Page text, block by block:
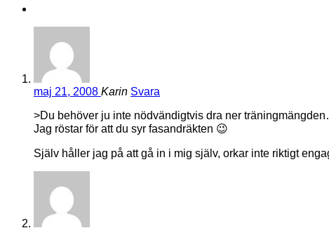
maj 21, 2008 Karin Svara
>Du behöver ju inte nödvändigtvis dra ner
Jag röstar för att du syr fasandräkten 😉
Själv håller jag på att gå in i mig själv, orkar inte riktigt